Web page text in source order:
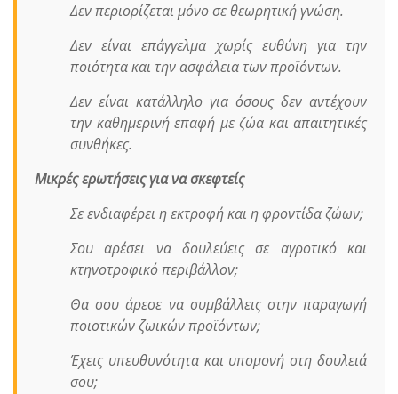
Δεν περιορίζεται μόνο σε θεωρητική γνώση.
Δεν είναι επάγγελμα χωρίς ευθύνη για την
ποιότητα και την ασφάλεια των προϊόντων.
Δεν είναι κατάλληλο για όσους δεν αντέχουν
την καθημερινή επαφή με ζώα και απαιτητικές
συνθήκες.
Μικρές ερωτήσεις για να σκεφτείς
Σε ενδιαφέρει η εκτροφή και η φροντίδα ζώων;
Σου αρέσει να δουλεύεις σε αγροτικό και
κτηνοτροφικό περιβάλλον;
Θα σου άρεσε να συμβάλλεις στην παραγωγή
ποιοτικών ζωικών προϊόντων;
Έχεις υπευθυνότητα και υπομονή στη δουλειά
σου;